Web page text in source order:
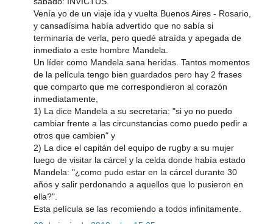
Venía yo de un viaje ida y vuelta Buenos Aires - Rosario,
y cansadísima había advertido que no sabía si
terminaría de verla, pero quedé atraída y apegada de
inmediato a este hombre Mandela.
Un líder como Mandela sana heridas. Tantos momentos
de la película tengo bien guardados pero hay 2 frases
que comparto que me correspondieron al corazón
inmediatamente,
1) La dice Mandela a su secretaria: "si yo no puedo
cambiar frente a las circunstancias como puedo pedir a
otros que cambien" y
2) La dice el capitán del equipo de rugby a su mujer
luego de visitar la cárcel y la celda donde había estado
Mandela: "¿como pudo estar en la cárcel durante 30
años y salir perdonando a aquellos que lo pusieron en
ella?".
Esta película se las recomiendo a todos infinitamente.